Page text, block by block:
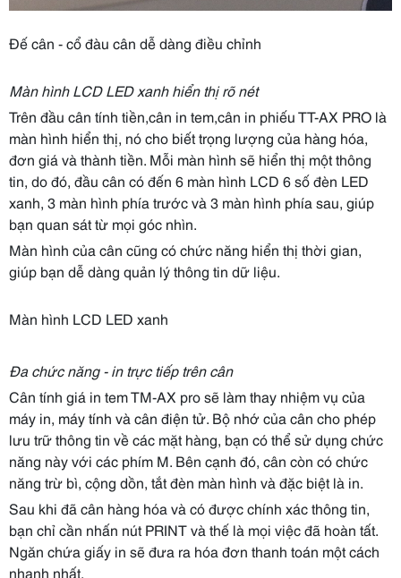
Đế cân - cổ đàu cân dễ dàng điều chỉnh
Màn hình LCD LED xanh hiển thị rõ nét
Trên đầu cân tính tiền,cân in tem,cân in phiếu TT-AX PRO là
màn hình hiển thị, nó cho biết trọng lượng của hàng hóa,
đơn giá và thành tiền. Mỗi màn hình sẽ hiển thị một thông
tin, do đó, đầu cân có đến 6 màn hình LCD 6 số đèn LED
xanh, 3 màn hình phía trước và 3 màn hình phía sau, giúp
bạn quan sát từ mọi góc nhìn.
Màn hình của cân cũng có chức năng hiển thị thời gian,
giúp bạn dễ dàng quản lý thông tin dữ liệu.
Màn hình LCD LED xanh
Đa chức năng - in trực tiếp trên cân
Cân tính giá in tem TM-AX pro sẽ làm thay nhiệm vụ của
máy in, máy tính và cân điện tử. Bộ nhớ của cân cho phép
lưu trữ thông tin về các mặt hàng, bạn có thể sử dụng chức
năng này với các phím M. Bên cạnh đó, cân còn có chức
năng trừ bì, cộng dồn, tắt đèn màn hình và đặc biệt là in.
Sau khi đã cân hàng hóa và có được chính xác thông tin,
bạn chỉ cần nhấn nút PRINT và thế là mọi việc đã hoàn tất.
Ngăn chứa giấy in sẽ đưa ra hóa đơn thanh toán một cách
nhanh nhất.